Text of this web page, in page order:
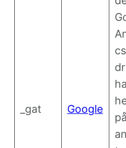
_gat Google
på